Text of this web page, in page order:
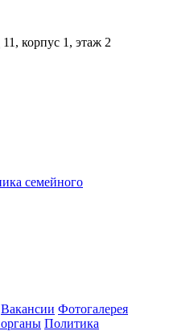
корпус 1, этаж 2
семейного
Вакансии Фотогалерея
Политика